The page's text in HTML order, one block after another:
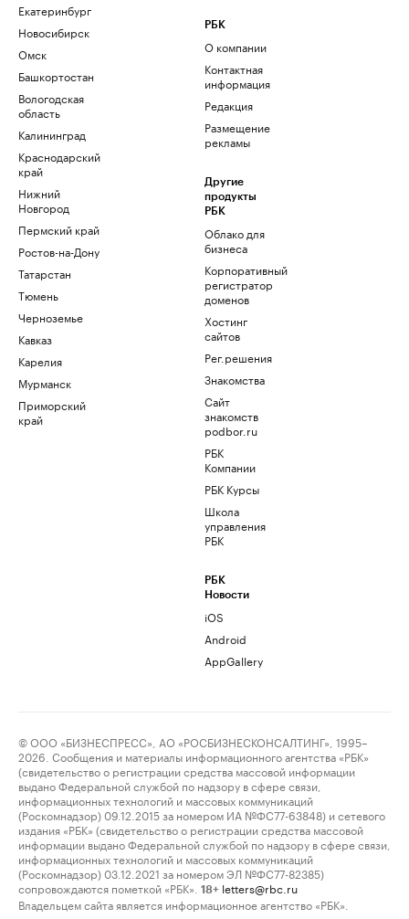
Екатеринбург
Новосибирск
Омск
Башкортостан
Вологодская
область
Калининград
Краснодарский
край
Нижний
Новгород
Пермский край
Ростов-на-Дону
Татарстан
Тюмень
Черноземье
Кавказ
Карелия
Мурманск
Приморский
край
РБК
О компании
Контактная
информация
Редакция
Размещение
рекламы
Другие
продукты
РБК
Облако для
бизнеса
Корпоративный
регистратор
доменов
Хостинг
сайтов
Рег.решения
Знакомства
Сайт
знакомств
podbor.ru
РБК
Компании
РБК Курсы
Школа
управления
РБК
РБК
Новости
iOS
Android
AppGallery
© ООО «БИЗНЕСПРЕСС», АО «РОСБИЗНЕСКОНСАЛТИНГ», 1995–
2026. Сообщения и материалы информационного агентства «РБК»
(свидетельство о регистрации средства массовой информации
выдано Федеральной службой по надзору в сфере связи,
информационных технологий и массовых коммуникаций
(Роскомнадзор) 09.12.2015 за номером ИА №ФС77-63848) и сетевого
издания «РБК» (свидетельство о регистрации средства массовой
информации выдано Федеральной службой по надзору в сфере связи,
информационных технологий и массовых коммуникаций
(Роскомнадзор) 03.12.2021 за номером ЭЛ №ФС77-82385)
сопровождаются пометкой «РБК».
18+ letters@rbc.ru
Владельцем сайта является информационное агентство «РБК».